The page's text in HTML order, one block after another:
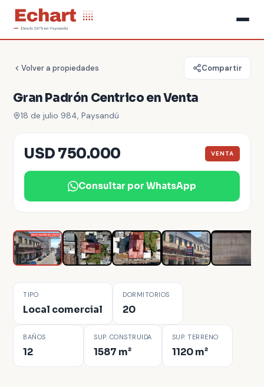
Volver a propiedades Compartir
Gran Padrón Centrico en Venta
18 de julio 984, Paysandú
USD 750.000 VENTA
Consultar por WhatsApp
TIPO
Local comercial
DORMITORIOS
20
BAÑOS
12
SUP. CONSTRUIDA
1587 m²
SUP. TERRENO
1120 m²